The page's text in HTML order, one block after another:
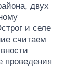
двух
и селе
считаем
проведения